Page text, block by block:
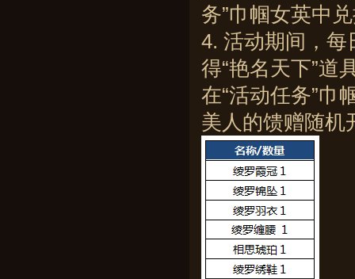
务”巾帼女英中
4. 活动期间，每
得“艳名天下”道
在“活动任务”巾
美人的馈赠随机